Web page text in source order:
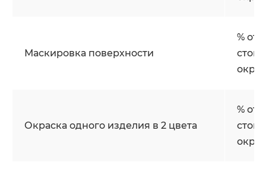
Маскировка поверхности
% от
Окраска одного изделия в 2 цвета
% от